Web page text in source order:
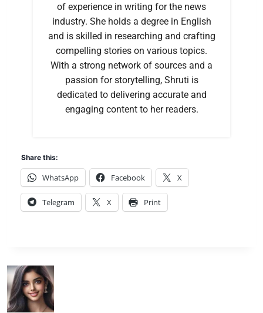
of experience in writing for the news
industry. She holds a degree in English
and is skilled in researching and crafting
compelling stories on various topics.
With a strong network of sources and a
passion for storytelling, Shruti is
dedicated to delivering accurate and
engaging content to her readers.
Share this:
WhatsApp Facebook X
Telegram X Print